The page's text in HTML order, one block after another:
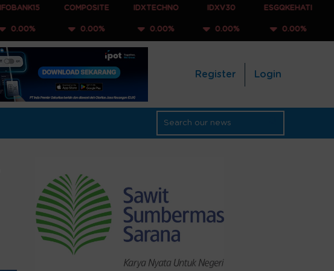
COMPOSITE
0.00%
IDXTECHNO
0.00%
IDXV30
0.00%
ESGQKEHATI
0.00%
Register Login